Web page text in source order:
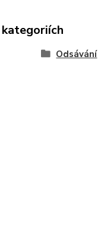
Odsávání